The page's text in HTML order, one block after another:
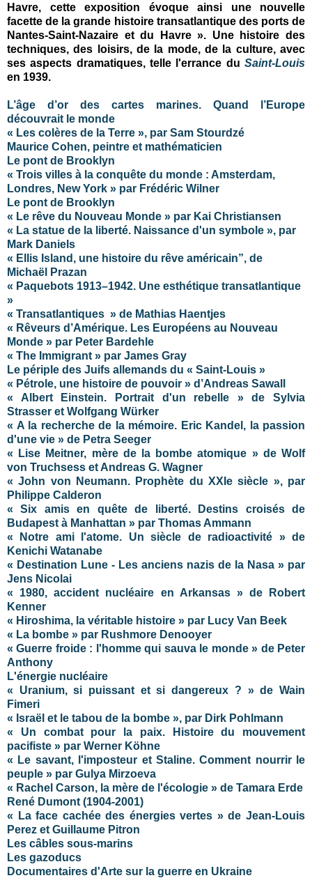
Havre, cette exposition évoque ainsi une nouvelle
facette de la grande histoire transatlantique des ports de
Nantes-Saint-Nazaire et du Havre ». Une histoire des
techniques, des loisirs, de la mode, de la culture, avec
ses aspects dramatiques, telle l'errance du Saint-Louis
en 1939.
L’âge d’or des cartes marines. Quand l’Europe
découvrait le monde
« Les colères de la Terre », par Sam Stourdzé
Maurice Cohen, peintre et mathématicien
Le pont de Brooklyn
« Trois villes à la conquête du monde : Amsterdam,
Londres, New York » par Frédéric Wilner
Le pont de Brooklyn
« Le rêve du Nouveau Monde » par Kai Christiansen
« La statue de la liberté. Naissance d'un symbole », par
Mark Daniels
« Ellis Island, une histoire du rêve américain”, de
Michaël Prazan
« Paquebots 1913–1942. Une esthétique transatlantique
»
« Transatlantiques » de Mathias Haentjes
« Rêveurs d’Amérique. Les Européens au Nouveau
Monde » par Peter Bardehle
« The Immigrant » par James Gray
Le périple des Juifs allemands du « Saint-Louis »
« Pétrole, une histoire de pouvoir » d’Andreas Sawall
« Albert Einstein. Portrait d'un rebelle » de Sylvia
Strasser et Wolfgang Würker
« A la recherche de la mémoire. Eric Kandel, la passion
d'une vie » de Petra Seeger
« Lise Meitner, mère de la bombe atomique » de Wolf
von Truchsess et Andreas G. Wagner
« John von Neumann. Prophète du XXIe siècle », par
Philippe Calderon
« Six amis en quête de liberté. Destins croisés de
Budapest à Manhattan » par Thomas Ammann
« Notre ami l'atome. Un siècle de radioactivité » de
Kenichi Watanabe
« Destination Lune - Les anciens nazis de la Nasa » par
Jens Nicolai
« 1980, accident nucléaire en Arkansas » de Robert
Kenner
« Hiroshima, la véritable histoire » par Lucy Van Beek
« La bombe » par Rushmore Denooyer
« Guerre froide : l'homme qui sauva le monde » de Peter
Anthony
L'énergie nucléaire
« Uranium, si puissant et si dangereux ? » de Wain
Fimeri
« Israël et le tabou de la bombe », par Dirk Pohlmann
« Un combat pour la paix. Histoire du mouvement
pacifiste » par Werner Köhne
« Le savant, l'imposteur et Staline. Comment nourrir le
peuple » par Gulya Mirzoeva
« Rachel Carson, la mère de l'écologie » de Tamara Erde
René Dumont (1904-2001)
« La face cachée des énergies vertes » de Jean-Louis
Perez et Guillaume Pitron
Les câbles sous-marins
Les gazoducs
Documentaires d'Arte sur la guerre en Ukraine